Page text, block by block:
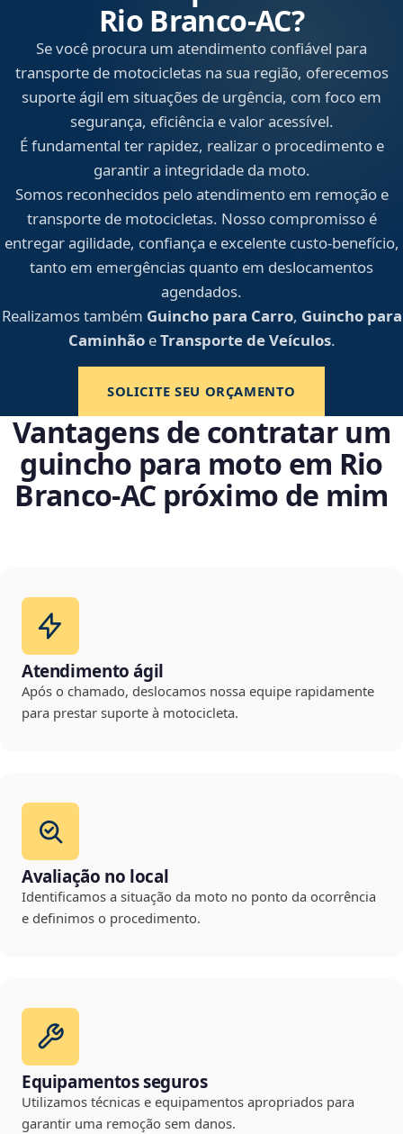
Rio Branco‑AC?
Se você procura um atendimento confiável para
transporte de motocicletas na sua região, oferecemos
suporte ágil em situações de urgência, com foco em
segurança, eficiência e valor acessível.
É fundamental ter rapidez, realizar o procedimento e
garantir a integridade da moto.
Somos reconhecidos pelo atendimento em remoção e
transporte de motocicletas. Nosso compromisso é
entregar agilidade, confiança e excelente custo-benefício,
tanto em emergências quanto em deslocamentos
agendados.
Realizamos também Guincho para Carro, Guincho para
CaminhãoeTransporte de Veículos.
SOLICITE SEU ORÇAMENTO
Vantagens de contratar um
guincho para moto em Rio
Branco‑AC próximo de mim
Atendimento ágil
Após o chamado, deslocamos nossa equipe rapidamente
para prestar suporte à motocicleta.
Avaliação no local
Identificamos a situação da moto no ponto da ocorrência
e definimos o procedimento.
Equipamentos seguros
Utilizamos técnicas e equipamentos apropriados para
garantir uma remoção sem danos.